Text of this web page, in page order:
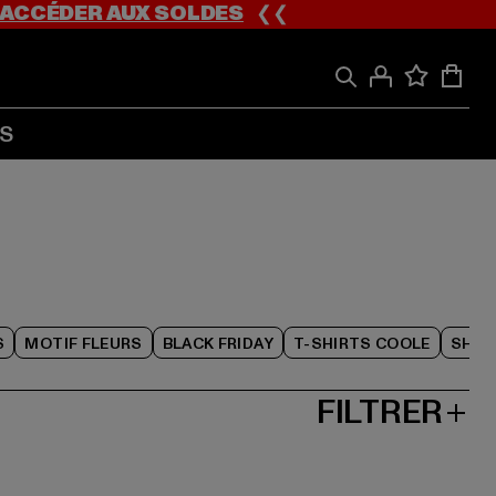
ACCÉDER AUX SOLDES❮❮
MOTIF FLEURS BLACK FRIDAY T-SHIRTS COOLE
FILTRER